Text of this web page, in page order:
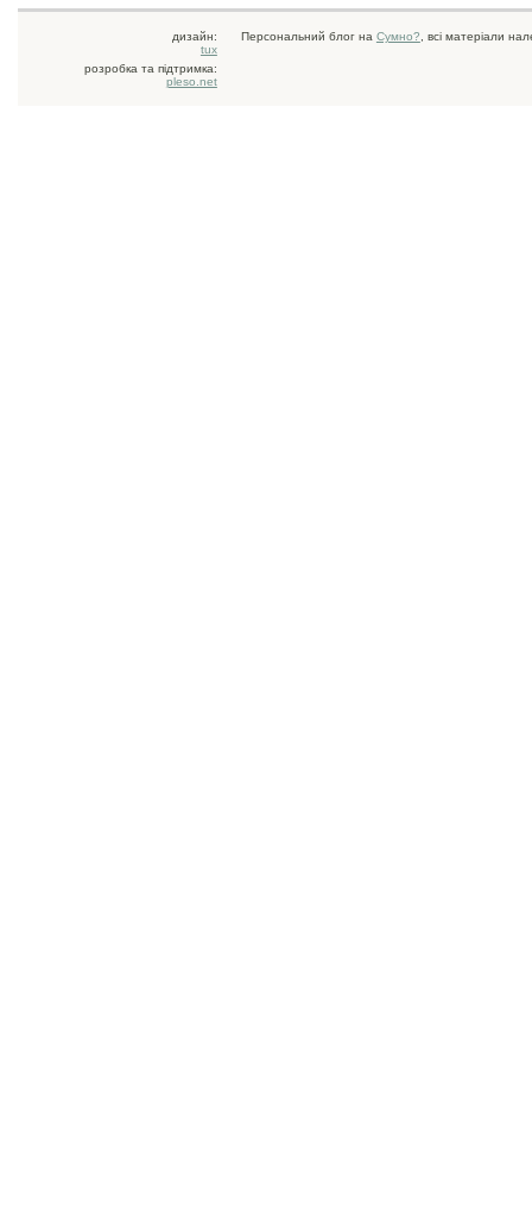
дизайн:
tux
розробка та підтримка:
pleso.net
Персональний блог на Сумно? , всі матеріали